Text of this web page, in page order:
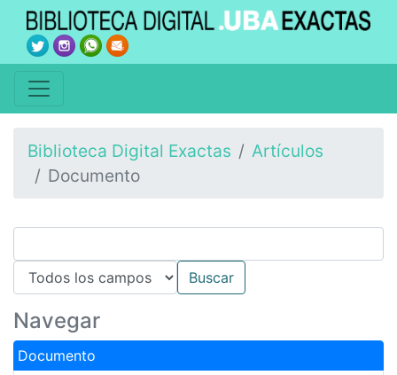
Biblioteca Digital Exactas
Artículos
Documento
Navegar
Documento